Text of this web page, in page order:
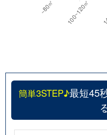
簡単3STEP♪最短45